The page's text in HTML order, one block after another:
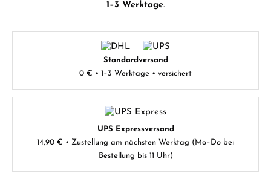
1–3 Werktage.
Standardversand
0 € • 1–3 Werktage • versichert
UPS Expressversand
14,90 € • Zustellung am nächsten Werktag (Mo–Do bei
Bestellung bis 11 Uhr)